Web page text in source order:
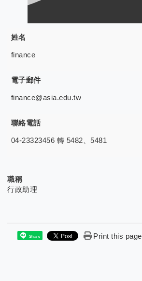
姓名
finance
電子郵件
finance@asia.edu.tw
聯絡電話
04-23323456 轉 5482、5481
職稱
行政助理
Share Print this page